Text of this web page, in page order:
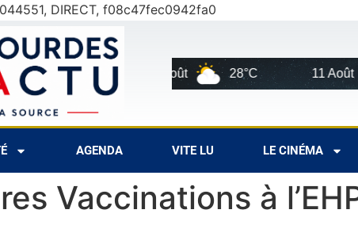
DIRECT, f08c47fec0942fa0
30°C 28°C 11 Août
AGENDA VITE LU LE CINÉMA
Vaccinations à